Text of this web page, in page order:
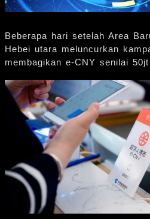
Beberapa hari setelah Area
Hebei utara meluncurkan
membagikan e-CNY senilai